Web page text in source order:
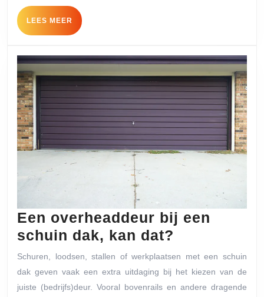
LEES MEER LEES
MEER
Een overheaddeur bij een
schuin dak, kan dat?
bij
een
Schuren, loodsen, stallen of werkplaatsen met een schuin
dak geven vaak een extra uitdaging bij het kiezen van de
juiste (bedrijfs)deur. Vooral bovenrails en andere dragende